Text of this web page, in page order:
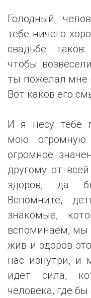
Голодный
тебе ничего
свадьбе
чтобы
ты пожелал мне
Вот каков его
И я несу тебе
мою
огромное
другому от
здоров, да
Вспомните,
знакомые,
вспоминаем, мы
жив и здоров
нас изнутри, и
идет сила,
человека, где